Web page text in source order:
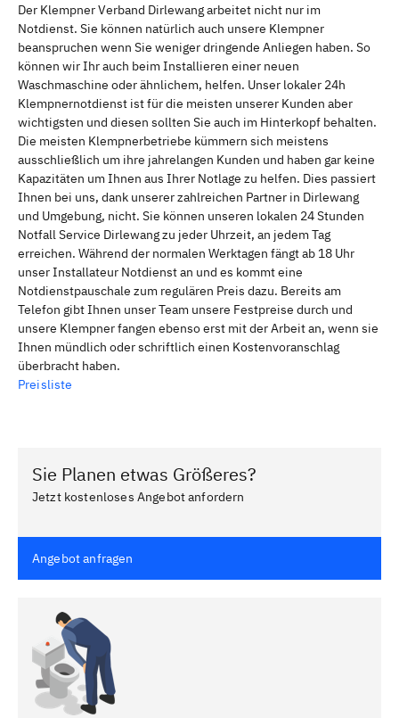
Der Klempner Verband Dirlewang arbeitet nicht nur im
Notdienst. Sie können natürlich auch unsere Klempner
beanspruchen wenn Sie weniger dringende Anliegen haben. So
können wir Ihr auch beim Installieren einer neuen
Waschmaschine oder ähnlichem, helfen. Unser lokaler 24h
Klempnernotdienst ist für die meisten unserer Kunden aber
wichtigsten und diesen sollten Sie auch im Hinterkopf behalten.
Die meisten Klempnerbetriebe kümmern sich meistens
ausschließlich um ihre jahrelangen Kunden und haben gar keine
Kapazitäten um Ihnen aus Ihrer Notlage zu helfen. Dies passiert
Ihnen bei uns, dank unserer zahlreichen Partner in Dirlewang
und Umgebung, nicht. Sie können unseren lokalen 24 Stunden
Notfall Service Dirlewang zu jeder Uhrzeit, an jedem Tag
erreichen. Während der normalen Werktagen fängt ab 18 Uhr
unser Installateur Notdienst an und es kommt eine
Notdienstpauschale zum regulären Preis dazu. Bereits am
Telefon gibt Ihnen unser Team unsere Festpreise durch und
unsere Klempner fangen ebenso erst mit der Arbeit an, wenn sie
Ihnen mündlich oder schriftlich einen Kostenvoranschlag
überbracht haben.
Preisliste
Sie Planen etwas Größeres?
Jetzt kostenloses Angebot anfordern
Angebot anfragen